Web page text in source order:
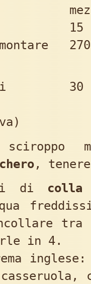
15
30
,
di colla
tra
in 4.